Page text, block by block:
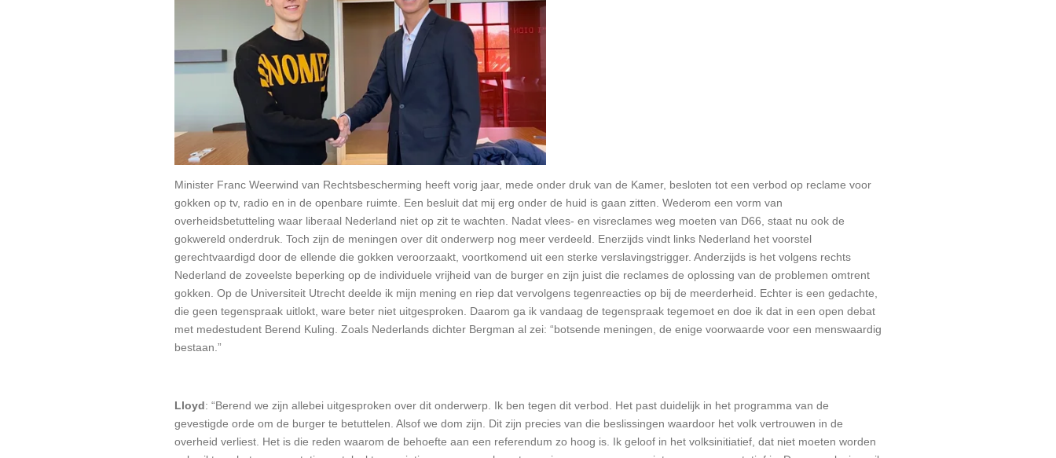
Minister Franc Weerwind van Rechtsbescherming heeft vorig jaar, mede onder druk van de Kamer, besloten tot een verbod op reclame voor
gokken op tv, radio en in de openbare ruimte. Een besluit dat mij erg onder de huid is gaan zitten. Wederom een vorm van
overheidsbetutteling waar liberaal Nederland niet op zit te wachten. Nadat vlees- en visreclames weg moeten van D66, staat nu ook de
gokwereld onderdruk. Toch zijn de meningen over dit onderwerp nog meer verdeeld. Enerzijds vindt links Nederland het voorstel
gerechtvaardigd door de ellende die gokken veroorzaakt, voortkomend uit een sterke verslavingstrigger. Anderzijds is het volgens rechts
Nederland de zoveelste beperking op de individuele vrijheid van de burger en zijn juist die reclames de oplossing van de problemen omtrent
gokken. Op de Universiteit Utrecht deelde ik mijn mening en riep dat vervolgens tegenreacties op bij de meerderheid. Echter is een gedachte,
die geen tegenspraak uitlokt, ware beter niet uitgesproken. Daarom ga ik vandaag de tegenspraak tegemoet en doe ik dat in een open debat
met medestudent Berend Kuling. Zoals Nederlands dichter Bergman al zei: “botsende meningen, de enige voorwaarde voor een menswaardig
bestaan.”
Lloyd: “Berend we zijn allebei uitgesproken over dit onderwerp. Ik ben tegen dit verbod. Het past duidelijk in het programma van de
gevestigde orde om de burger te betuttelen. Alsof we dom zijn. Dit zijn precies van die beslissingen waardoor het volk vertrouwen in de
overheid verliest. Het is die reden waarom de behoefte aan een referendum zo hoog is. Ik geloof in het volksinitiatief, dat niet moeten worden